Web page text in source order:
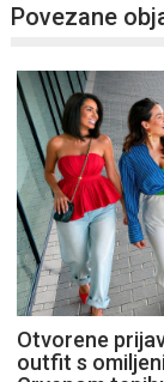
Povezane
Otvorene
outfit s